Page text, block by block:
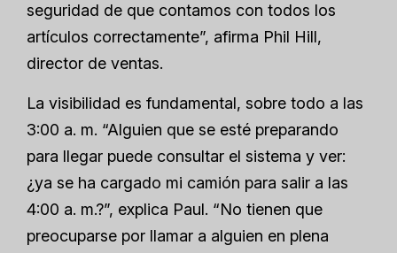
seguridad de que contamos con todos los
artículos correctamente”, afirma Phil Hill,
director de ventas.
La visibilidad es fundamental, sobre todo a las
3:00 a. m. “Alguien que se esté preparando
para llegar puede consultar el sistema y ver:
¿ya se ha cargado mi camión para salir a las
4:00 a. m.?”, explica Paul. “No tienen que
preocuparse por llamar a alguien en plena